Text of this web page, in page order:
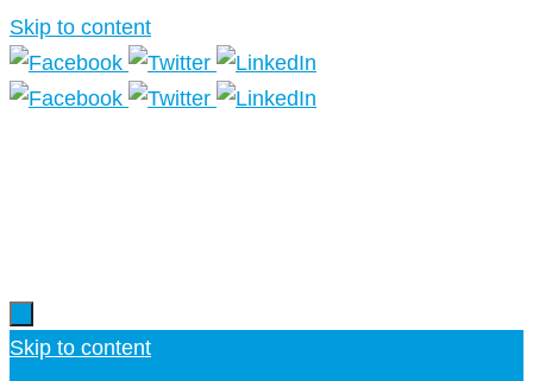
Skip to content
Skip to content
Más información.